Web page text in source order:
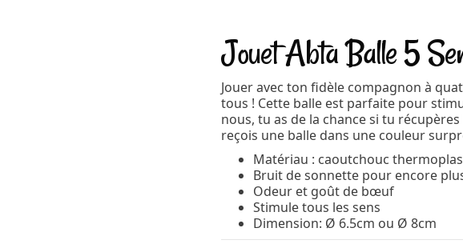
Jouet Abta Balle 5
Jouer avec ton fidèle compagnon à
tous ! Cette balle est parfaite pour
nous, tu as de la chance si tu
reçois une balle dans une couleur
Matériau : caoutchouc
Bruit de sonnette pour encore
Odeur et goût de bœuf
Stimule tous les sens
Dimension: Ø 6.5cm ou Ø 8cm